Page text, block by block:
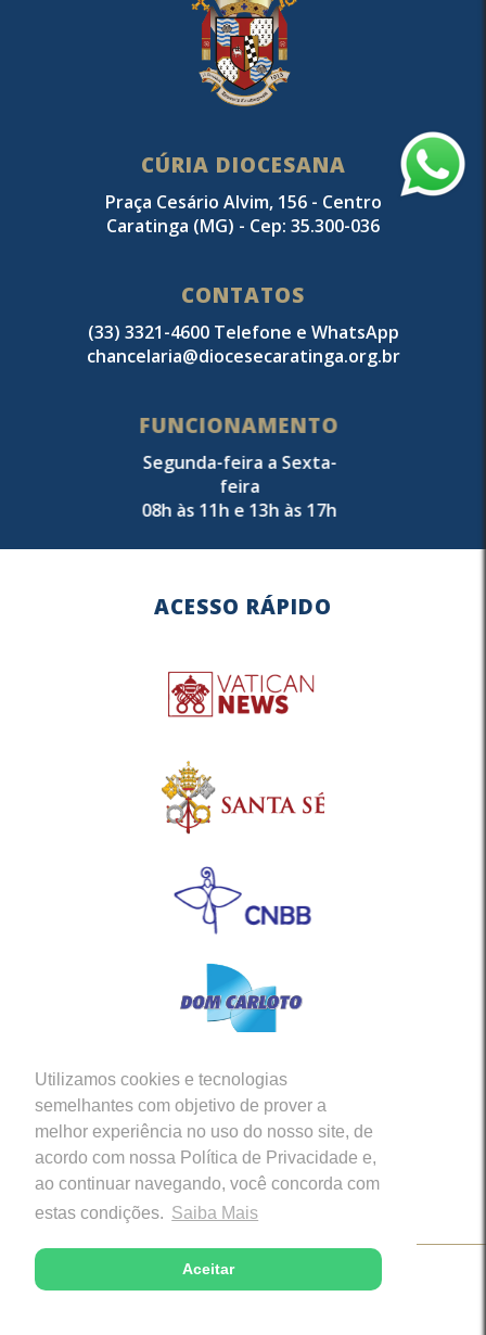
Utilizamos cookies e tecnologias
semelhantes com objetivo de prover a
melhor experiência no uso do nosso site, de
acordo com nossa Política de Privacidade e,
ao continuar navegando, você concorda com
estas condições. Saiba Mais
Aceitar
CÚRIA DIOCESANA
Praça Cesário Alvim, 156 - Centro
Caratinga (MG) - Cep: 35.300-036
CONTATOS
(33) 3321-4600 Telefone e WhatsApp
chancelaria@diocesecaratinga.org.br
FUNCIONAMENTO
Segunda-feira a Sexta-
feira
08h às 11h e 13h às 17h
ACESSO RÁPIDO
Siga-nos em nossas Redes Sociais
Copyright © 2026 - Diocese de Caratinga (MG)